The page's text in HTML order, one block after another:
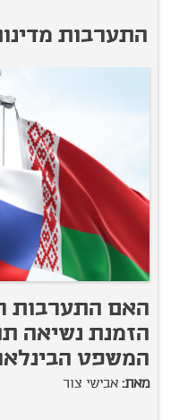
התערבות
האם התערבות
הזמנת נשיאה
המשפט
מאת: אבישי צור